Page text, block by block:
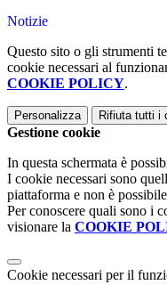
Notizie
Questo sito o gli strumenti
cookie necessari al
COOKIE POLICY.
Personalizza Rifiuta tutti i
Gestione cookie
In questa schermata è
I cookie necessari sono
piattaforma e non è
Per conoscere quali sono i
visionare la COOKIE
Cookie necessari per il